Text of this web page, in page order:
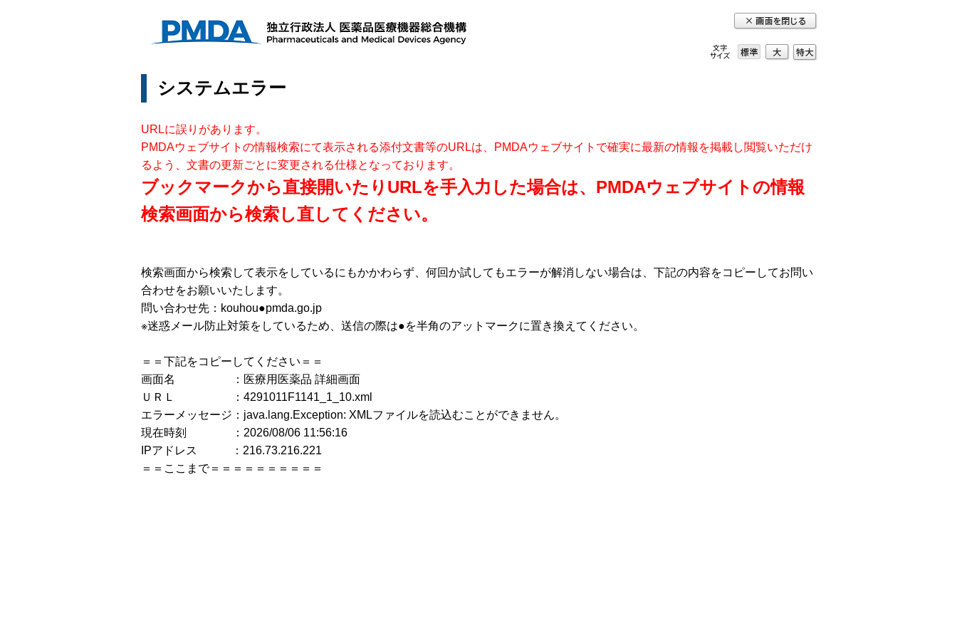
標準 大
特
大
システムエラー
URLに誤りがあります。
PMDAウェブサイトの情報検索にて表示される添付文書等のURLは、PMDAウェブサイトで確実に最新の情報を掲載し閲覧いただけ
るよう、文書の更新ごとに変更される仕様となっております。
ブックマークから直接開いたりURLを手入力した場合は、PMDAウェブサイトの情報
検索画面から検索し直してください。
検索画面から検索して表示をしているにもかかわらず、何回か試してもエラーが解消しない場合は、下記の内容をコピーしてお問い
合わせをお願いいたします。
問い合わせ先：kouhou●pmda.go.jp
※迷惑メール防止対策をしているため、送信の際は●を半角のアットマークに置き換えてください。
＝＝下記をコピーしてください＝＝
画面名 ：医療用医薬品 詳細画面
ＵＲＬ ：4291011F1141_1_10.xml
エラーメッセージ：java.lang.Exception: XMLファイルを読込むことができません。
現在時刻 ：2026/08/06 11:56:16
IPアドレス ：216.73.216.221
＝＝ここまで＝＝＝＝＝＝＝＝＝＝